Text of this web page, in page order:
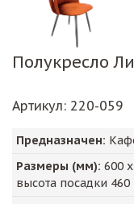
Полукресло
Артикул: 220-059
Предназначен:
Размеры (мм): 600 х
высота посадки 460